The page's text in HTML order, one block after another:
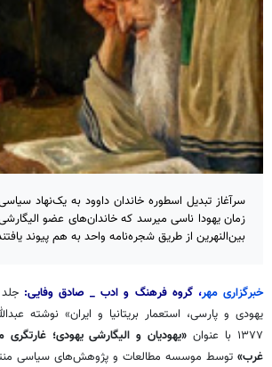
سرآغاز تبدیل اسطوره خاندان داوود به یک‌نهاد
زمان یهودا ناسی میرسد که خاندان‌های عضو
بین‌النهرین از طریق شجره‌نامه واحد به هم پیوند
خبرگزاری مهر، گروه فرهنگ و ادب _ صادق وفایی:
یهودی و پارسی، استعمار بریتانیا و ایران» نوشته
۱۳۷۷ با عنوان
«یهودیان و الیگارشی یهودی؛ غارتگری
غرب» توسط موسسه مطالعات و پژوهش‌های سیاسی